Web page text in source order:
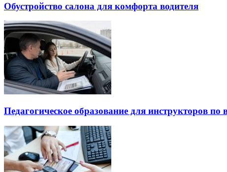
Обустройство салона для комфорта водителя
Педагогическое образование для инструкторов